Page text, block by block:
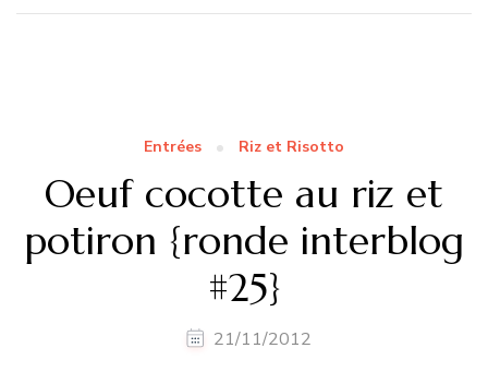
Entrées Riz et Risotto
Oeuf cocotte au riz et
potiron {ronde interblog
#25}
21/11/2012